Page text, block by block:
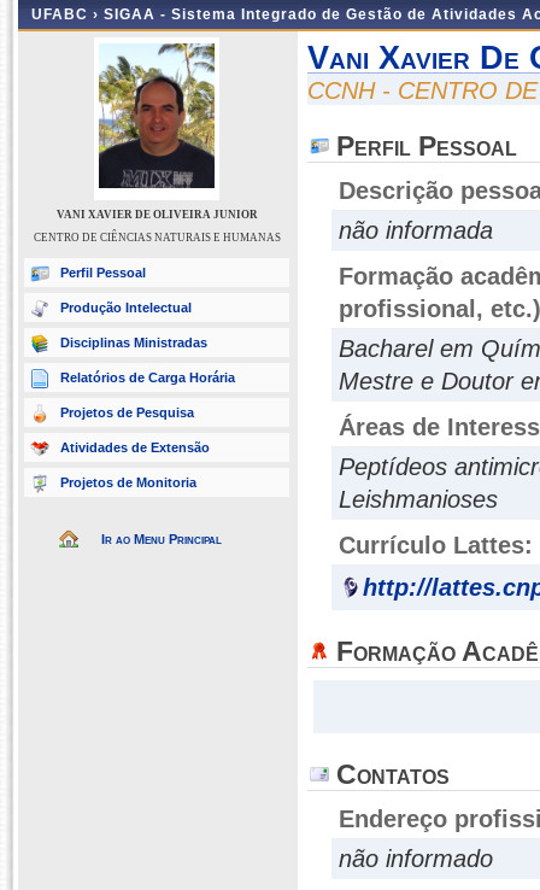
UFABC › SIGAA - Sistema Integrado de Gestão de Atividades
VANI XAVIER DE OLIVEIRA JUNIOR
CENTRO DE CIÊNCIAS NATURAIS E HUMANAS
Perfil Pessoal
Produção Intelectual
Disciplinas Ministradas
Relatórios de Carga Horária
Projetos de Pesquisa
Atividades de Extensão
Projetos de Monitoria
Ir ao Menu Principal
Vani Xavier De
CCNH - CENTRO
Perfil Pessoal
Descrição
não informada
Formação
profissional, etc.)
Bacharel em
Mestre e Doutor
Áreas de
Peptídeos
Leishmanioses
Currículo Lattes:
http://
Formação
Contatos
Endereço
não informado